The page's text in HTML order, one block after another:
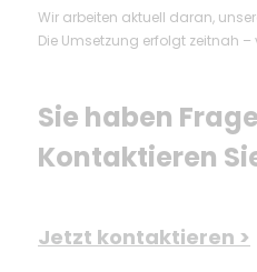
Wir arbeiten aktuell daran,
Die Umsetzung erfolgt zeitnah
Sie haben
Kontaktieren
Jetzt kontaktieren >